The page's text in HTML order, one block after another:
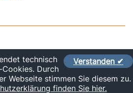
Verstanden ✔
technisch
Durch
Webseite stimmen Sie diesem zu.
finden Sie hier.